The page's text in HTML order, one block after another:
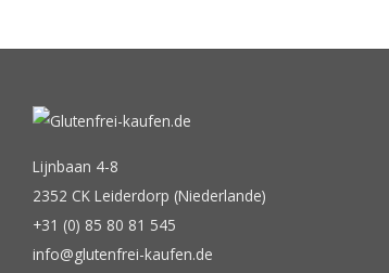
Lijnbaan 4-8
2352 CK Leiderdorp (Niederlande)
+31 (0) 85 80 81 545
info@glutenfrei-kaufen.de